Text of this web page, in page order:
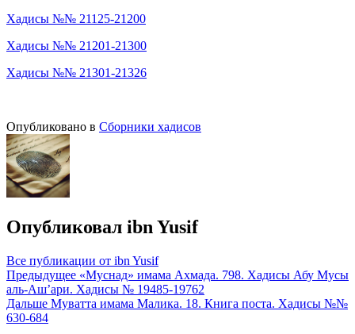
Хадисы №№ 21125-21200
Хадисы №№ 21201-21300
Хадисы №№ 21301-21326
Опубликовано в Сборники хадисов
Опубликовал ibn Yusif
Все публикации от ibn Yusif
Навигация
по
записям
Предыдущее «Муснад» имама Ахмада. 798. Хадисы Абу Мусы
аль-Аш’ари. Хадисы № 19485-19762
Дальше Муватта имама Малика. 18. Книга поста. Хадисы №№
630-684